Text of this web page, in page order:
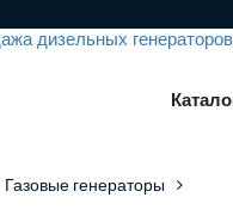
Газовые генераторы